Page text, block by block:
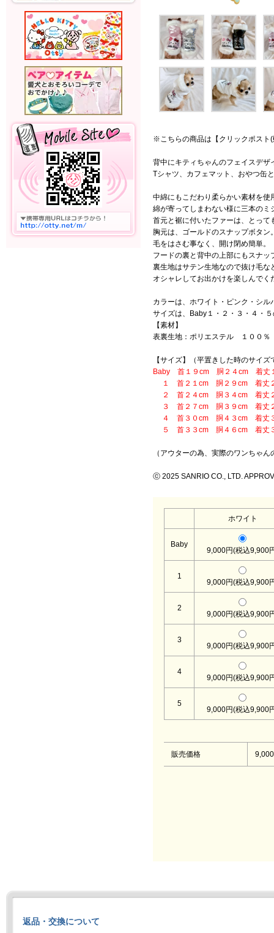
※こちらの商品は【クリックポスト
背中にキティちゃんのフェイスデ
Tシャツ、カフェマット、おやつ缶
中綿にもこだわり柔らかい素材を使
綿が寄ってしまわない様に三本のミ
首元と裾に付いたファーは、とって
胸元は、ゴールドのスナップボタン
毛をはさむ事なく、開け閉め簡単。
フードの裏と背中の上部にもスナ
裏生地はサテン生地なので抜け毛な
オシャレしてお出かけを楽しんでく
カラーは、ホワイト・ピンク・シ
サイズは、Baby１・２・３・４・
【素材】
表裏生地：ポリエステル １００％
【サイズ】（平置きした時のサイズ
Baby 首１９cm 胴２４cm 着丈
１ 首２１cm 胴２９cm 着丈
２ 首２４cm 胴３４cm 着丈
３ 首２７cm 胴３９cm 着丈
４ 首３０cm 胴４３cm 着丈
５ 首３３cm 胴４６cm 着丈
（アウターの為、実際のワンちゃ
ⓒ 2025 SANRIO CO., LTD.
ホワイト
Baby
9,000円(税込9,900
1
9,000円(税込9,900
2
9,000円(税込9,900
3
9,000円(税込9,900
4
9,000円(税込9,900
5
9,000円(税込9,900
販売価格
返品・交換について